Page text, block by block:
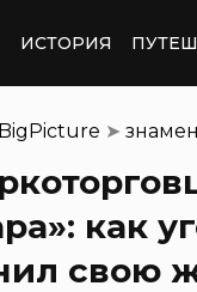
ИСТОРИЯ
BigPicture ➤
как
свою